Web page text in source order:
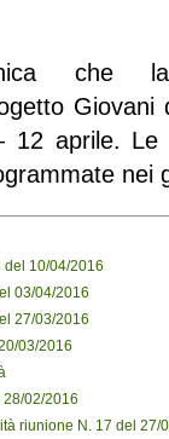
che
12 aprile. Le
nei
del 10/04/2016
03/04/2016
27/03/2016
03/2016
02/2016
riunione N. 17 del 27/